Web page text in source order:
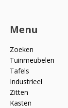
Menu
Zoeken
Tuinmeubelen
Tafels
Industrieel
Zitten
Kasten